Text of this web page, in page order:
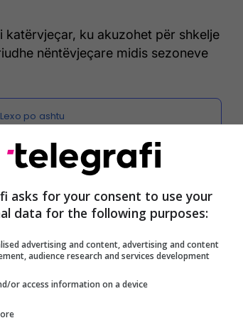
katërvjeçar, ku akuzohet për shkelje
nëntëvjeçare midis sezoneve
Tre klube mbështesin çështjen
ligjore të Man Cityt kundër
Ligës Premier
kanë dhënë informacion të saktë
me trupin hetues.
dhe javën e kaluar, në një
procesin e marrjes së masave
asks for your consent to use your
data for the following purposes:
advertising and content, advertising and content
audience research and services development
or access information on a device